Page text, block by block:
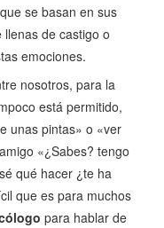
se basan en sus
de castigo o
emociones.
nosotros, para la
está permitido,
unas pintas» o «ver
«¿Sabes? tengo
qué hacer ¿te ha
que es para muchos
para hablar de